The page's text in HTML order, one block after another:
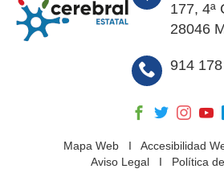
177, 4ª
28046
914
Mapa WebI Accesibilidad
Aviso Legal I Política